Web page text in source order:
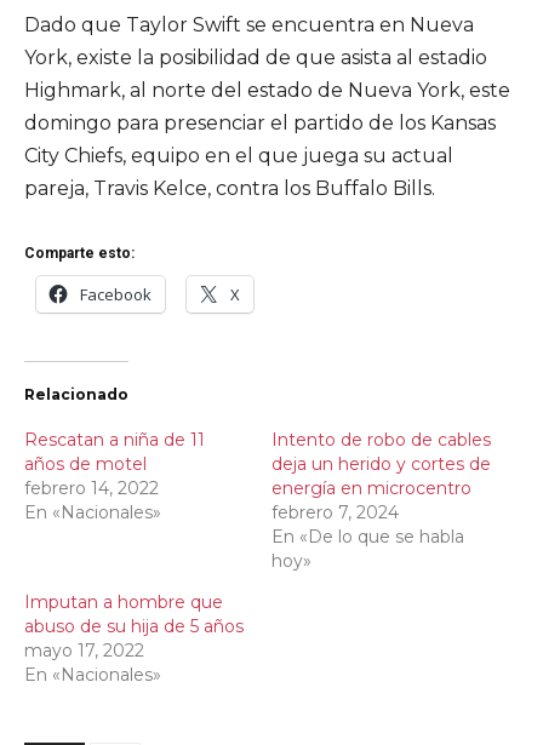
Dado que Taylor Swift se encuentra en Nueva
York, existe la posibilidad de que asista al estadio
Highmark, al norte del estado de Nueva York, este
domingo para presenciar el partido de los Kansas
City Chiefs, equipo en el que juega su actual
pareja, Travis Kelce, contra los Buffalo Bills.
Comparte esto:
Facebook X
Relacionado
Rescatan a niña de 11
años de motel
febrero 14, 2022
En «Nacionales»
Intento de robo de cables
deja un herido y cortes de
energía en microcentro
febrero 7, 2024
En «De lo que se habla
hoy»
Imputan a hombre que
abuso de su hija de 5 años
mayo 17, 2022
En «Nacionales»